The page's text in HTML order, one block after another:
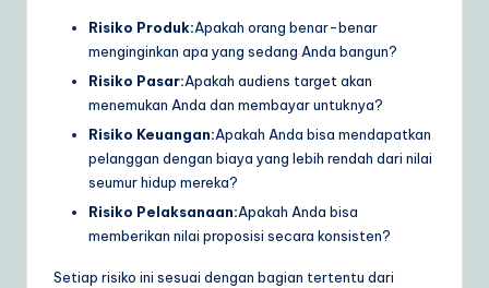
Risiko Produk:Apakah orang benar-benar
menginginkan apa yang sedang Anda bangun?
Risiko Pasar:Apakah audiens target akan
menemukan Anda dan membayar untuknya?
Risiko Keuangan:Apakah Anda bisa mendapatkan
pelanggan dengan biaya yang lebih rendah dari nilai
seumur hidup mereka?
Risiko Pelaksanaan:Apakah Anda bisa
memberikan nilai proposisi secara konsisten?
Setiap risiko ini sesuai dengan bagian tertentu dari